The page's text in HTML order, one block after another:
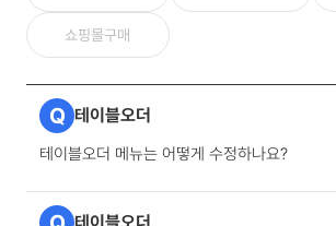
쇼핑몰구매
Q 테이블오더
테이블오더 메뉴는 어떻게 수정하나요?